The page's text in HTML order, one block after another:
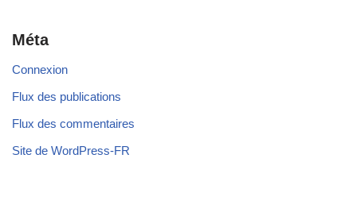
Méta
Connexion
Flux des publications
Flux des commentaires
Site de WordPress-FR